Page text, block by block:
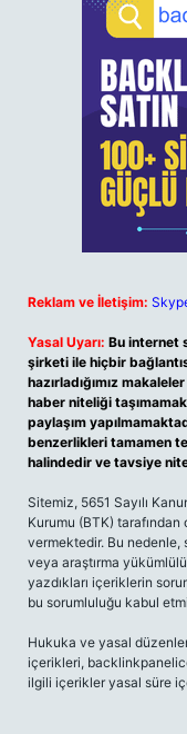
Reklam ve İletişim:
Yasal Uyarı: Bu internet
şirketi ile hiçbir
hazırladığımız
haber niteliği
paylaşım
benzerlikleri tamamen
halindedir ve tavsiye
Sitemiz, 5651 Sayılı
Kurumu (BTK) tarafından
vermektedir. Bu
veya araştırma
yazdıkları içeriklerin
bu sorumluluğu kabul
Hukuka ve yasal
içerikleri,
ilgili içerikler yasal süre